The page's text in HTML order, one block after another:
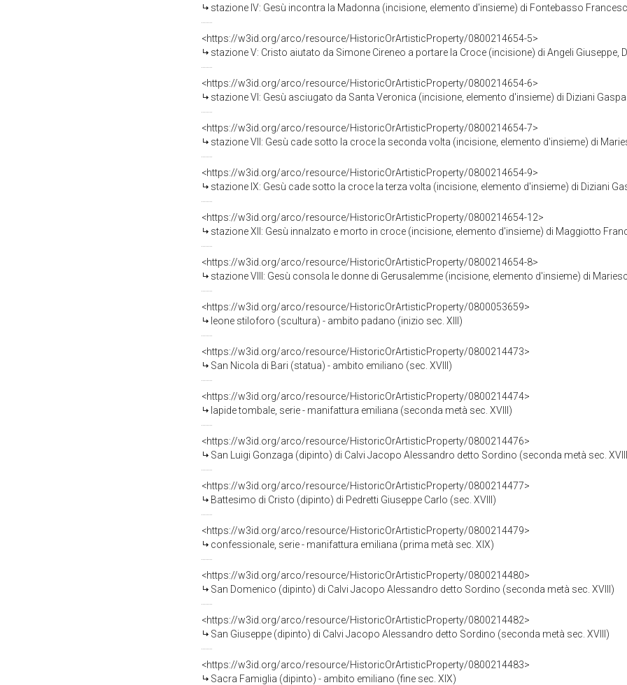
stazione IV: Gesù incontra la Madonna (incisione, elemento d'insieme) di Fontebasso
<https://w3id.org/arco/resource/HistoricOrArtisticProperty/0800214654-5>
stazione V: Cristo aiutato da Simone Cireneo a portare la Croce (incisione) di Angeli Giuseppe,
<https://w3id.org/arco/resource/HistoricOrArtisticProperty/0800214654-6>
stazione VI: Gesù asciugato da Santa Veronica (incisione, elemento d'insieme) di Diziani
<https://w3id.org/arco/resource/HistoricOrArtisticProperty/0800214654-7>
stazione VII: Gesù cade sotto la croce la seconda volta (incisione, elemento d'insieme) di
<https://w3id.org/arco/resource/HistoricOrArtisticProperty/0800214654-9>
stazione IX: Gesù cade sotto la croce la terza volta (incisione, elemento d'insieme) di Diziani
<https://w3id.org/arco/resource/HistoricOrArtisticProperty/0800214654-12>
stazione XII: Gesù innalzato e morto in croce (incisione, elemento d'insieme) di Maggiotto
<https://w3id.org/arco/resource/HistoricOrArtisticProperty/0800214654-8>
stazione VIII: Gesù consola le donne di Gerusalemme (incisione, elemento d'insieme) di
<https://w3id.org/arco/resource/HistoricOrArtisticProperty/0800053659>
leone stiloforo (scultura) - ambito padano (inizio sec. XIII)
<https://w3id.org/arco/resource/HistoricOrArtisticProperty/0800214473>
San Nicola di Bari (statua) - ambito emiliano (sec. XVIII)
<https://w3id.org/arco/resource/HistoricOrArtisticProperty/0800214474>
lapide tombale, serie - manifattura emiliana (seconda metà sec. XVIII)
<https://w3id.org/arco/resource/HistoricOrArtisticProperty/0800214476>
San Luigi Gonzaga (dipinto) di Calvi Jacopo Alessandro detto Sordino (seconda metà sec.
<https://w3id.org/arco/resource/HistoricOrArtisticProperty/0800214477>
Battesimo di Cristo (dipinto) di Pedretti Giuseppe Carlo (sec. XVIII)
<https://w3id.org/arco/resource/HistoricOrArtisticProperty/0800214479>
confessionale, serie - manifattura emiliana (prima metà sec. XIX)
<https://w3id.org/arco/resource/HistoricOrArtisticProperty/0800214480>
San Domenico (dipinto) di Calvi Jacopo Alessandro detto Sordino (seconda metà sec. XVIII)
<https://w3id.org/arco/resource/HistoricOrArtisticProperty/0800214482>
San Giuseppe (dipinto) di Calvi Jacopo Alessandro detto Sordino (seconda metà sec. XVIII)
<https://w3id.org/arco/resource/HistoricOrArtisticProperty/0800214483>
Sacra Famiglia (dipinto) - ambito emiliano (fine sec. XIX)